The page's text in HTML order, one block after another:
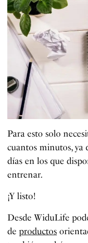
Para esto solo
cuantos minutos, ya
días en los que
entrenar.
¡Y listo!
Desde WiduLife
deproductos